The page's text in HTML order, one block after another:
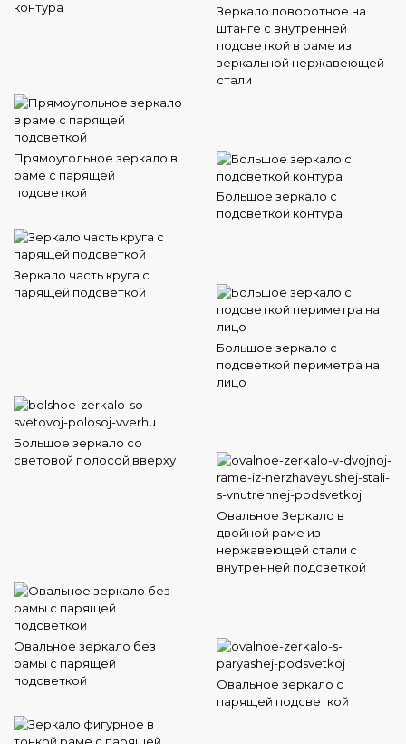
контура
Зеркало поворотное на
штанге с внутренней
подсветкой в раме из
зеркальной нержавеющей
стали
Прямоугольное зеркало в
раме с парящей
подсветкой
Большое зеркало с
подсветкой контура
Зеркало часть круга с
парящей подсветкой
Большое зеркало с
подсветкой периметра на
лицо
Большое зеркало со
световой полосой вверху
Овальное Зеркало в
двойной раме из
нержавеющей стали с
внутренней подсветкой
Овальное зеркало без
рамы с парящей
подсветкой
Овальное зеркало с
парящей подсветкой